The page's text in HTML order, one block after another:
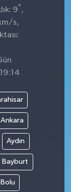
9° ,
s,
Ankara
Aydın
Bayburt
Bolu